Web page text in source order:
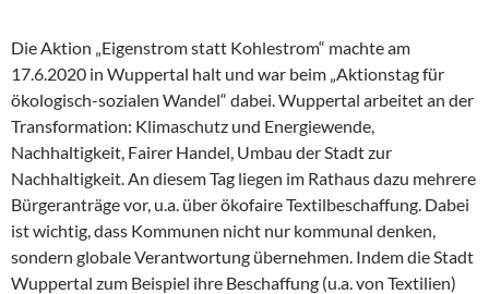
Die Aktion „Eigenstrom statt Kohlestrom“ machte am
17.6.2020 in Wuppertal halt und war beim „Aktionstag für
ökologisch-sozialen Wandel“ dabei. Wuppertal arbeitet an der
Transformation: Klimaschutz und Energiewende,
Nachhaltigkeit, Fairer Handel, Umbau der Stadt zur
Nachhaltigkeit. An diesem Tag liegen im Rathaus dazu mehrere
Bürgeranträge vor, u.a. über ökofaire Textilbeschaffung. Dabei
ist wichtig, dass Kommunen nicht nur kommunal denken,
sondern globale Verantwortung übernehmen. Indem die Stadt
Wuppertal zum Beispiel ihre Beschaffung (u.a. von Textilien)